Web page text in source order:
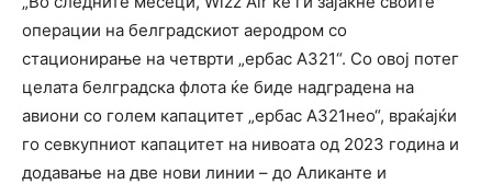
операции на белградскиот аеродром со
стационирање на четврти „ербас А321“. Со овој потег
целата белградска флота ќе биде надградена на
авиони со голем капацитет „ербас А321нео“, враќајќи
го севкупниот капацитет на нивоата од 2023 година и
додавање на две нови линии – до Аликанте и